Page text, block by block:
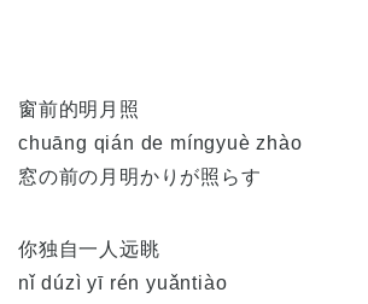
窗前的明月照
chuāng qián de míngyuè zhào
窓の前の月明かりが照らす
你独自一人远眺
nǐ dúzì yī rén yuǎntiào